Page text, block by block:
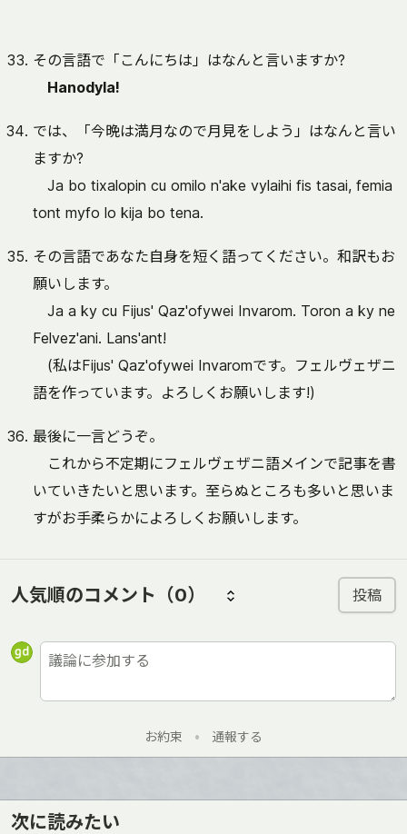
その言語で「こんにちは」はなんと言いますか?
Hanodyla!
では、「今晩は満月なので月見をしよう」はなんと言い
ますか?
Ja bo tixalopin cu omilo n'ake vylaihi fis tasai, femia
tont myfo lo kija bo tena.
その言語であなた自身を短く語ってください。和訳もお
願いします。
Ja a ky cu Fijus' Qaz'ofywei Invarom. Toron a ky ne
Felvez'ani. Lans'ant!
(私はFijus' Qaz'ofywei Invaromです。フェルヴェザニ
語を作っています。よろしくお願いします!)
最後に一言どうぞ。
これから不定期にフェルヴェザニ語メインで記事を書
いていきたいと思います。至らぬところも多いと思いま
すがお手柔らかによろしくお願いします。
人気順のコメント （0） 投稿
お約束 • 通報する
次に読みたい